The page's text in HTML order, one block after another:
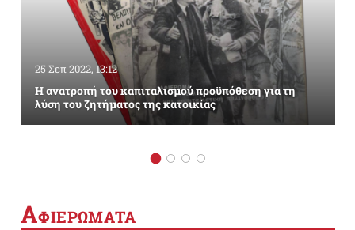
25 Σεπ 2022, 13:12
Η ανατροπή του καπιταλισμού προϋπόθεση για τη
λύση του ζητήματος της κατοικίας
ΑΦΙΕΡΩΜΑΤΑ